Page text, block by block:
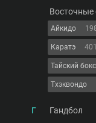
Восточные
Айкидо
Каратэ 401
Тайский
Тхэквондо
Г Гандбол